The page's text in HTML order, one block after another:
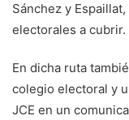
Sánchez y
electorales a cubrir.
En dicha ruta
colegio electoral y
JCE en un